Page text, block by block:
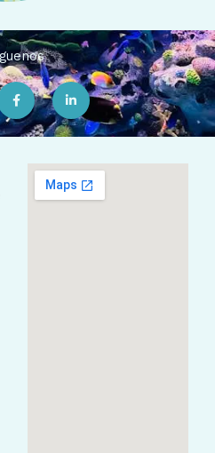
F
a
c
e
b
o
L
i
n
k
e
d
-
i
n